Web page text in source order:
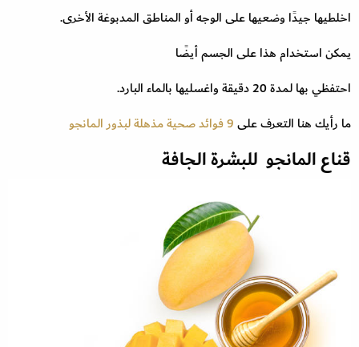
اخلطيها جيدًا وضعيها على الوجه أو المناطق المدبوغة الأخرى.
يمكن استخدام هذا على الجسم أيضًا
احتفظي بها لمدة 20 دقيقة واغسليها بالماء البارد.
ما رأيك هنا التعرف على9 فوائد صحية مذهلة لبذور المانجو
قناع المانجو للبشرة الجافة